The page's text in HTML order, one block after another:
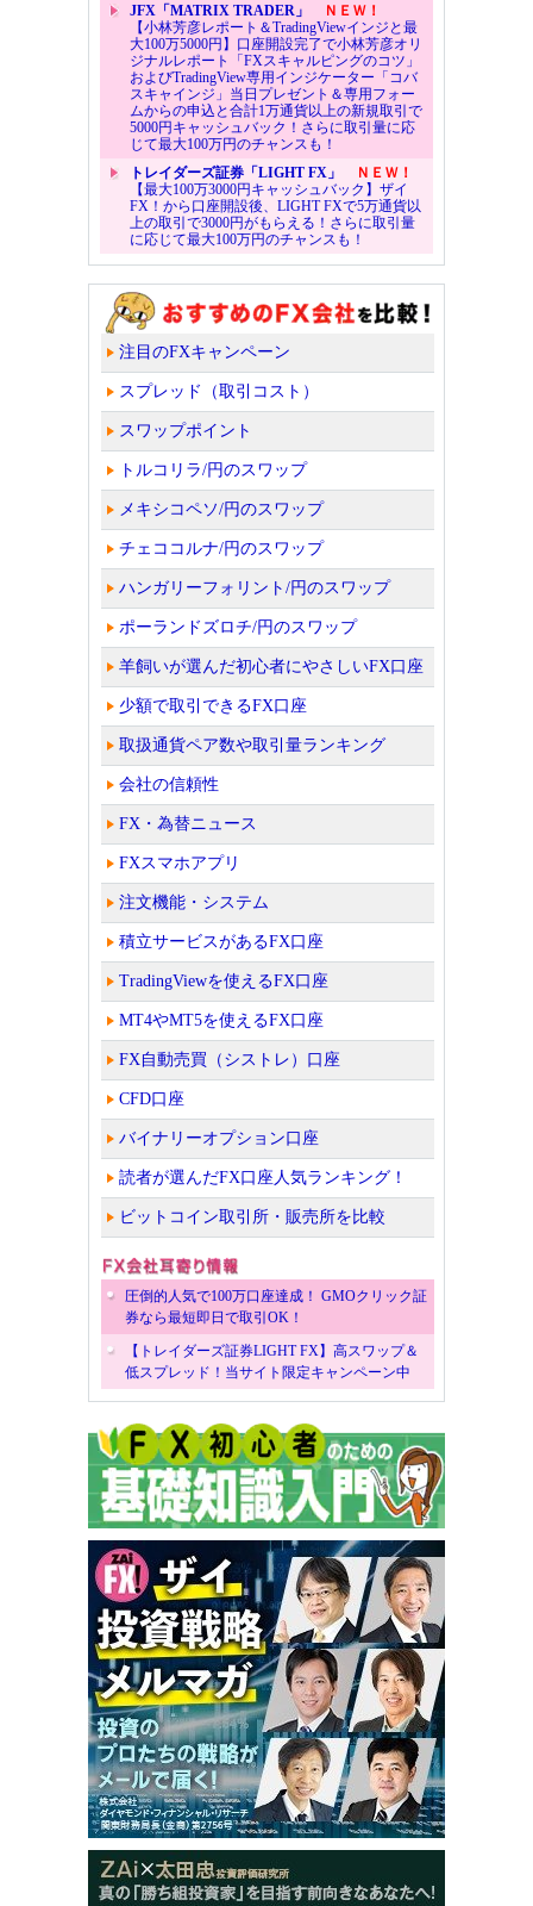
JFX「MATRIX TRADER」
ＮＥＷ！
【小林芳彦レポート＆TradingViewインジと最
大100万5000円】口座開設完了で小林芳彦オリ
ジナルレポート「FXスキャルピングのコツ」
およびTradingView専用インジケーター「コバ
スキャインジ」当日プレゼント＆専用フォー
ムからの申込と合計1万通貨以上の新規取引で
5000円キャッシュバック！さらに取引量に応
じて最大100万円のチャンスも！
トレイダーズ証券「LIGHT FX」
ＮＥＷ！
【最大100万3000円キャッシュバック】ザイ
FX！から口座開設後、LIGHT FXで5万通貨以
上の取引で3000円がもらえる！さらに取引量
に応じて最大100万円のチャンスも！
注目のFXキャンペーン
スプレッド（取引コスト）
スワップポイント
トルコリラ/円のスワップ
メキシコペソ/円のスワップ
チェココルナ/円のスワップ
ハンガリーフォリント/円のスワップ
ポーランドズロチ/円のスワップ
羊飼いが選んだ初心者にやさしいFX口座
少額で取引できるFX口座
取扱通貨ペア数や取引量ランキング
会社の信頼性
FX・為替ニュース
FXスマホアプリ
注文機能・システム
積立サービスがあるFX口座
TradingViewを使えるFX口座
MT4やMT5を使えるFX口座
FX自動売買（シストレ）口座
CFD口座
バイナリーオプション口座
読者が選んだFX口座人気ランキング！
ビットコイン取引所・販売所を比較
圧倒的人気で100万口座達成！ GMOクリック証
券なら最短即日で取引OK！
【トレイダーズ証券LIGHT FX】高スワップ＆
低スプレッド！当サイト限定キャンペーン中